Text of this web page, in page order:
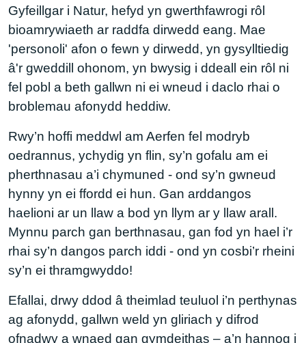
Gyfeillgar i Natur, hefyd yn gwerthfawrogi rôl
bioamrywiaeth ar raddfa dirwedd eang. Mae
'personoli' afon o fewn y dirwedd, yn gysylltiedig
â'r gweddill ohonom, yn bwysig i ddeall ein rôl ni
fel pobl a beth gallwn ni ei wneud i daclo rhai o
broblemau afonydd heddiw.
Rwy’n hoffi meddwl am Aerfen fel modryb
oedrannus, ychydig yn flin, sy’n gofalu am ei
pherthnasau a’i chymuned - ond sy’n gwneud
hynny yn ei ffordd ei hun. Gan arddangos
haelioni ar un llaw a bod yn llym ar y llaw arall.
Mynnu parch gan berthnasau, gan fod yn hael i’r
rhai sy’n dangos parch iddi - ond yn cosbi’r rheini
sy’n ei thramgwyddo!
Efallai, drwy ddod â theimlad teuluol i’n perthynas
ag afonydd, gallwn weld yn gliriach y difrod
ofnadwy a wnaed gan gymdeithas – a’n hannog i